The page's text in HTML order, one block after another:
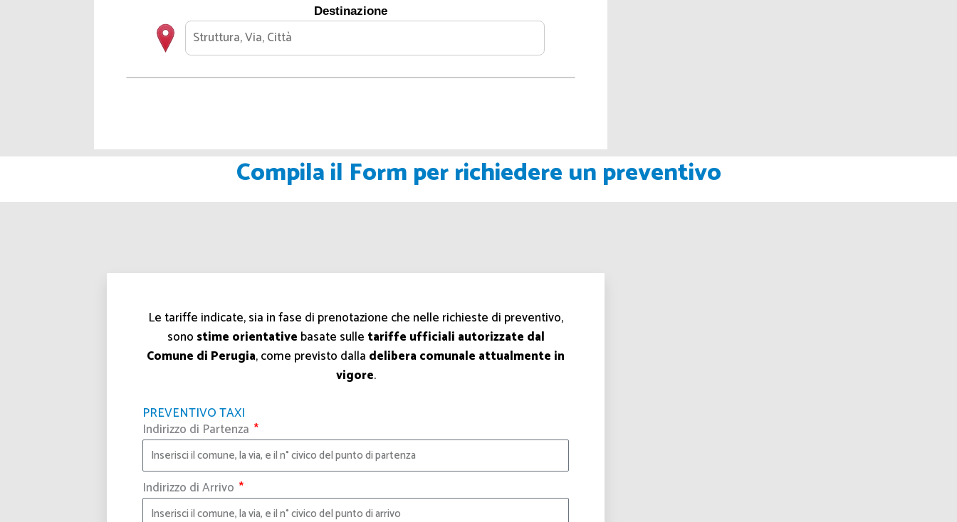
Destinazione
Compila il Form per richiedere un preventivo
Le tariffe indicate, sia in fase di prenotazione che nelle richieste di preventivo,
sono stime orientative basate sulle tariffe ufficiali autorizzate dal
Comune di Perugia, come previsto dalla delibera comunale attualmente in
vigore.
PREVENTIVO TAXI
Indirizzo di Partenza
Indirizzo di Arrivo